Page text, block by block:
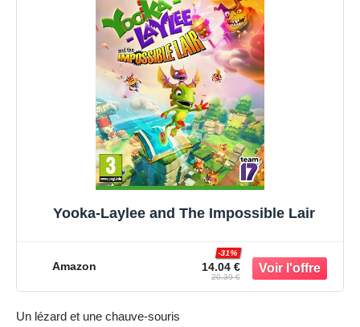
Yooka-Laylee and The Impossible Lair
Amazon 14.04 €
-31%
20.39 €
Un lézard et une chauve-souris